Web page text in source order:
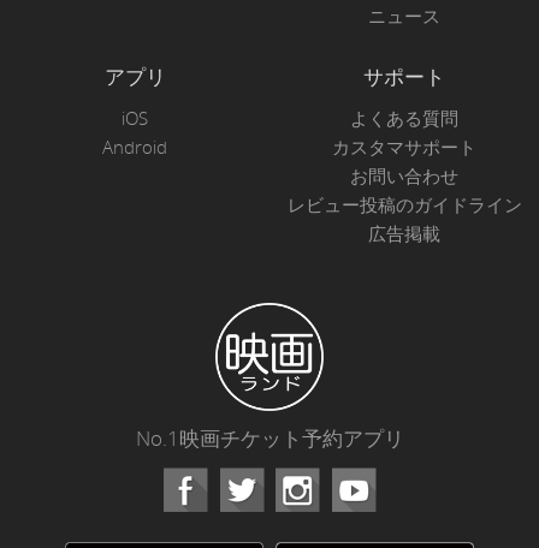
ニュース
アプリ
iOS
Android
サポート
よくある質問
カスタマサポート
お問い合わせ
レビュー投稿のガイドライン
広告掲載
No.1映画チケット予約アプリ
Facebook Instagram